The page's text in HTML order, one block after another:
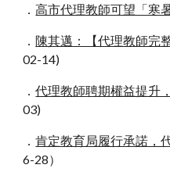
．高市代理教師可望「寒
．陳其邁：【代理教師完
02-14)
．代理教師聘期權益提升
03)
．肯定教育局履行承諾，
6-28）